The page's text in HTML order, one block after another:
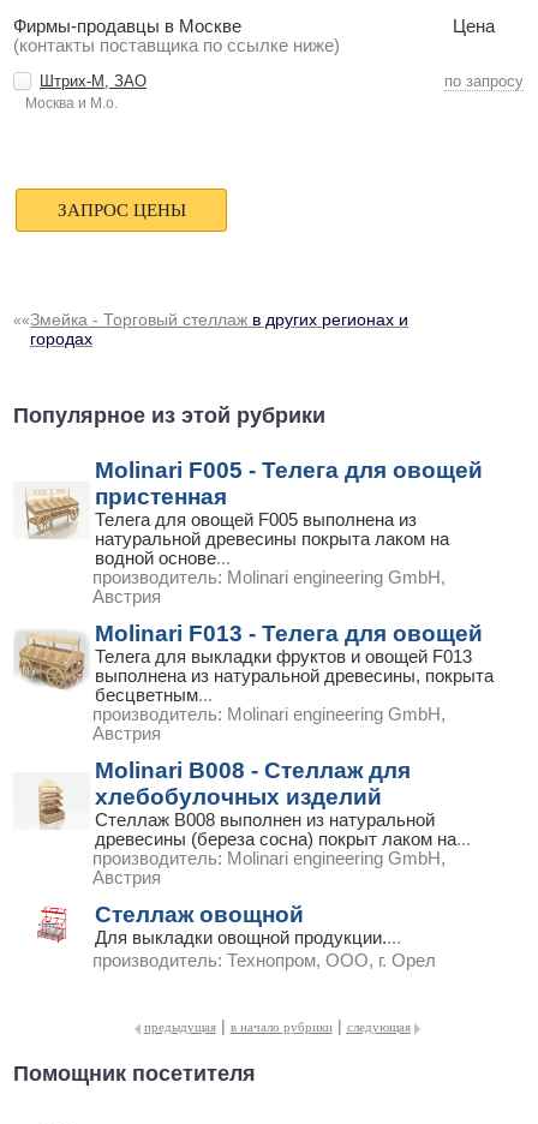
Фирмы-продавцы в Москве
(контакты поставщика по ссылке ниже)
Цена
Штрих-М, ЗАО по запросу
Москва и М.о.
««Змейка - Торговый стеллаж в других регионах и
городах
Популярное из этой рубрики
Molinari F005 - Телега для овощей
пристенная
Телега для овощей F005 выполнена из
натуральной древесины покрыта лаком на
водной основе...
производитель: Molinari engineering GmbH,
Австрия
Molinari F013 - Телега для овощей
Телега для выкладки фруктов и овощей F013
выполнена из натуральной древесины, покрыта
бесцветным...
производитель: Molinari engineering GmbH,
Австрия
Molinari B008 - Стеллаж для
хлебобулочных изделий
Стеллаж B008 выполнен из натуральной
древесины (береза сосна) покрыт лаком на...
производитель: Molinari engineering GmbH,
Австрия
Стеллаж овощной
Для выкладки овощной продукции....
производитель: Технопром, ООО, г. Орел
предыдущая | в начало рубрики | следующая
Помощник посетителя